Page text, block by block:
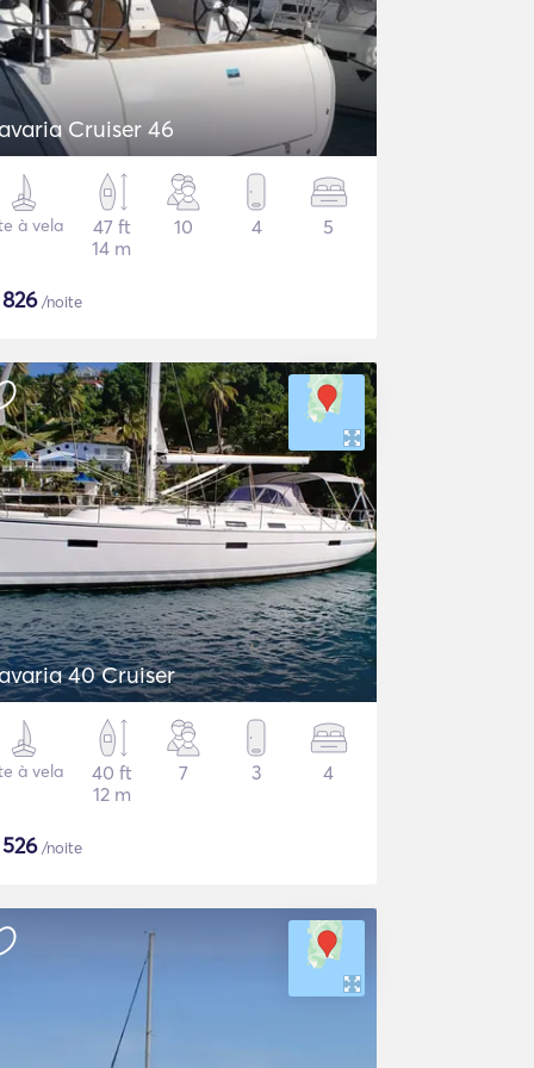
Cruiser 46
à vela
47 ft
14 m
10 4 5
826/noite
40 Cruiser
à vela
40 ft
12 m
7 3 4
526/noite